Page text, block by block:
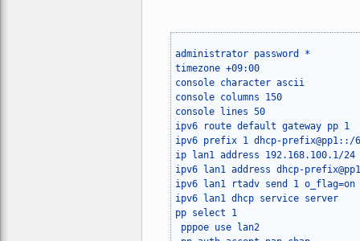
administrator password *
timezone +09:00
console character ascii
console columns 150
console lines 50
ipv6 route default gateway pp 1
ipv6 prefix 1 dhcp-prefix@pp1::/
ip lan1 address 192.168.100.1/24
ipv6 lan1 address dhcp-
ipv6 lan1 rtadv send 1 o_flag=on
ipv6 lan1 dhcp service server
pp select 1
pppoe use lan2